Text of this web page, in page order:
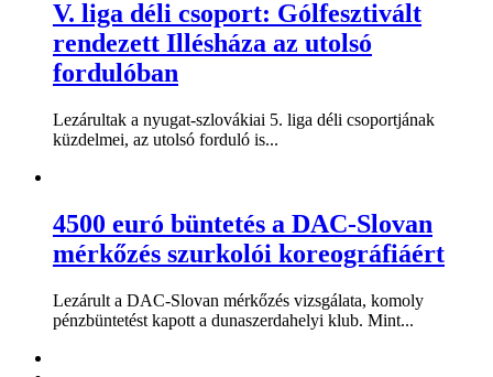
V. liga déli csoport: Gólfesztivált
rendezett Illésháza az utolsó
fordulóban
Lezárultak a nyugat-szlovákiai 5. liga déli csoportjának
küzdelmei, az utolsó forduló is...
4500 euró büntetés a DAC-Slovan
mérkőzés szurkolói koreográfiáért
Lezárult a DAC-Slovan mérkőzés vizsgálata, komoly
pénzbüntetést kapott a dunaszerdahelyi klub. Mint...